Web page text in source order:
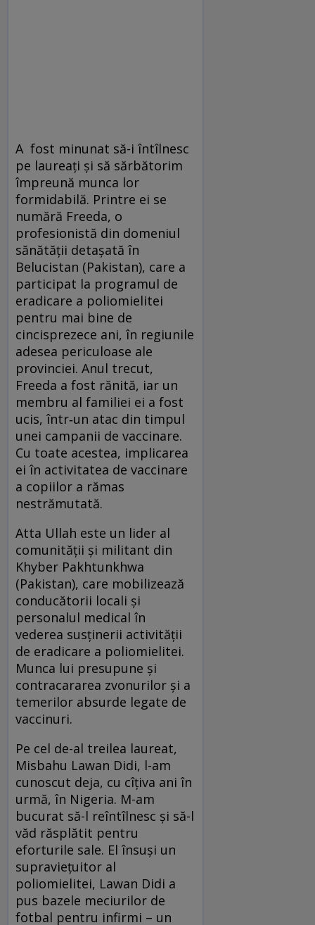
A fost minunat să-i întîlnesc
pe laureați și să sărbătorim
împreună munca lor
formidabilă. Printre ei se
numără Freeda, o
profesionistă din domeniul
sănătății detașată în
Belucistan (Pakistan), care a
participat la programul de
eradicare a poliomielitei
pentru mai bine de
cincisprezece ani, în regiunile
adesea periculoase ale
provinciei. Anul trecut,
Freeda a fost rănită, iar un
membru al familiei ei a fost
ucis, în­tr‑un atac din timpul
unei campanii de vaccinare.
Cu toate acestea, implicarea
ei în activitatea de vaccinare
a copiilor a rămas
nestrămutată.
Atta Ullah este un lider al
comunității și militant din
Khyber Pakhtunkhwa
(Pakistan), care mobilizează
conducătorii locali și
personalul medical în
vederea susținerii activității
de eradicare a poliomielitei.
Munca lui presupune și
contracararea zvonurilor și a
temerilor absurde legate de
vaccinuri.
Pe cel de-al treilea laureat,
Misbahu Lawan Didi, l-am
cunoscut deja, cu cîțiva ani în
urmă, în Nigeria. M-am
bucurat să-l reîntîlnesc și să-l
văd răsplătit pentru
eforturile sale. El însuși un
supraviețuitor al
poliomielitei, Lawan Didi a
pus bazele meciurilor de
fotbal pentru infirmi – un